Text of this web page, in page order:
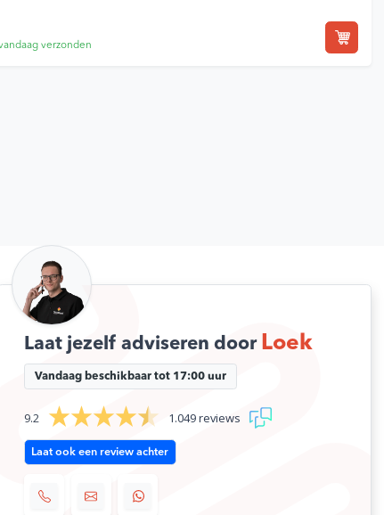
verzonden
Laat jezelf adviseren door Loek
Vandaag beschikbaar tot 17:00 uur
9.2 1.049 reviews
Laat ook een review achter